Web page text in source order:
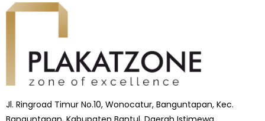
Jl. Ringroad Timur No.10, Wonocatur, Banguntapan, Kec.